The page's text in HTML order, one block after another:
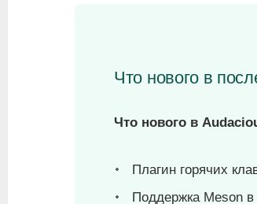
Что нового в
Что нового в
Плагин горячих
Поддержка Meson